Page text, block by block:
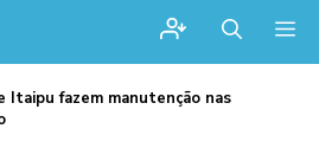
Itaipu fazem manutenção nas